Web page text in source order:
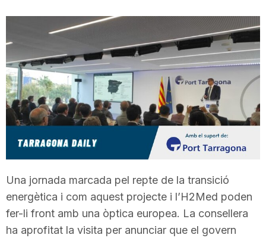
T
a
r
r
a
Una jornada marcada pel repte de la transició
energètica i com aquest projecte i l’H2Med poden
fer-li front amb una òptica europea. La consellera
ha aprofitat la visita per anunciar que el govern